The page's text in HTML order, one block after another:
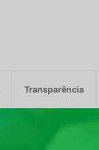
Transparência